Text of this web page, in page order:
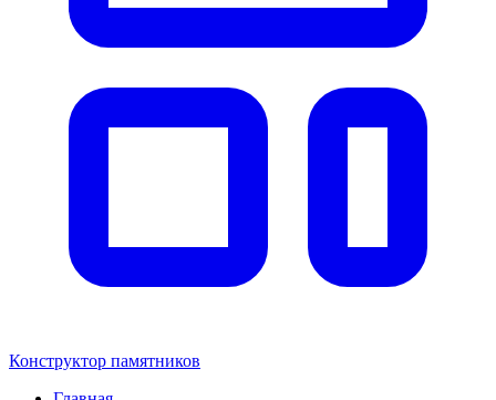
Конструктор памятников